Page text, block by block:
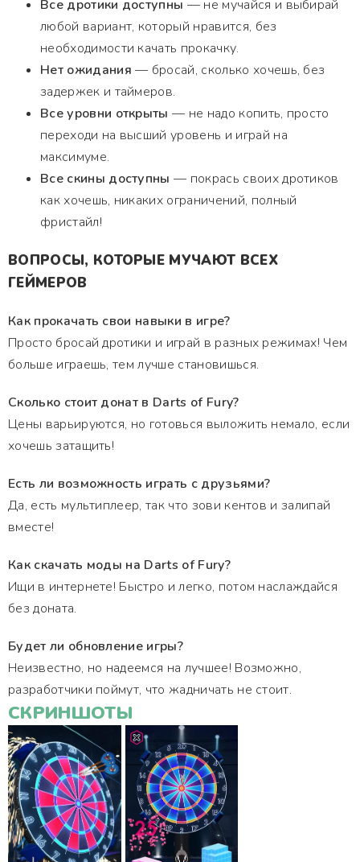
Все дротики доступны — не мучайся и выбирай
любой вариант, который нравится, без
необходимости качать прокачку.
Нет ожидания — бросай, сколько хочешь, без
задержек и таймеров.
Все уровни открыты — не надо копить, просто
переходи на высший уровень и играй на
максимуме.
Все скины доступны — покрась своих дротиков
как хочешь, никаких ограничений, полный
фристайл!
ВОПРОСЫ, КОТОРЫЕ МУЧАЮТ ВСЕХ
ГЕЙМЕРОВ
Как прокачать свои навыки в игре?
Просто бросай дротики и играй в разных режимах! Чем
больше играешь, тем лучше становишься.
Сколько стоит донат в Darts of Fury?
Цены варьируются, но готовься выложить немало, если
хочешь затащить!
Есть ли возможность играть с друзьями?
Да, есть мультиплеер, так что зови кентов и залипай
вместе!
Как скачать моды на Darts of Fury?
Ищи в интернете! Быстро и легко, потом наслаждайся
без доната.
Будет ли обновление игры?
Неизвестно, но надеемся на лучшее! Возможно,
разработчики поймут, что жадничать не стоит.
СКРИНШОТЫ